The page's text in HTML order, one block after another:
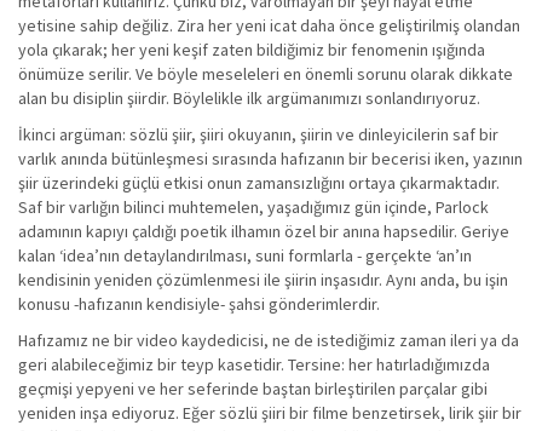
yetisine sahip değiliz. Zira her yeni icat daha önce geliştirilmiş olandan
yola çıkarak; her yeni keşif zaten bildiğimiz bir fenomenin ışığında
önümüze serilir. Ve böyle meseleleri en önemli sorunu olarak dikkate
alan bu disiplin şiirdir. Böylelikle ilk argümanımızı sonlandırıyoruz.
İkinci argüman: sözlü şiir, şiiri okuyanın, şiirin ve dinleyicilerin saf bir
varlık anında bütünleşmesi sırasında hafızanın bir becerisi iken, yazının
şiir üzerindeki güçlü etkisi onun zamansızlığını ortaya çıkarmaktadır.
Saf bir varlığın bilinci muhtemelen, yaşadığımız gün içinde, Parlock
adamının kapıyı çaldığı poetik ilhamın özel bir anına hapsedilir. Geriye
kalan ‘idea’nın detaylandırılması, suni formlarla - gerçekte ‘an’ın
kendisinin yeniden çözümlenmesi ile şiirin inşasıdır. Aynı anda, bu işin
konusu -hafızanın kendisiyle- şahsi gönderimlerdir.
Hafızamız ne bir video kaydedicisi, ne de istediğimiz zaman ileri ya da
geri alabileceğimiz bir teyp kasetidir. Tersine: her hatırladığımızda
geçmişi yepyeni ve her seferinde baştan birleştirilen parçalar gibi
yeniden inşa ediyoruz. Eğer sözlü şiiri bir filme benzetirsek, lirik şiir bir